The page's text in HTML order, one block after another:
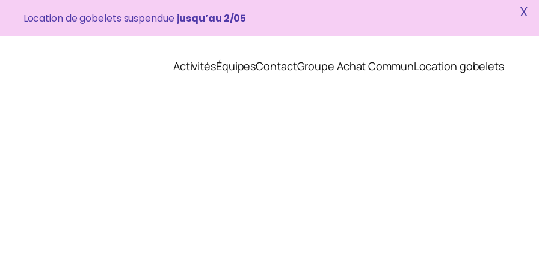
ActivitésÉquipesContactGroupe Achat CommunLocation gobelets
Location de gobelets suspendue jusqu’au 2/05 X